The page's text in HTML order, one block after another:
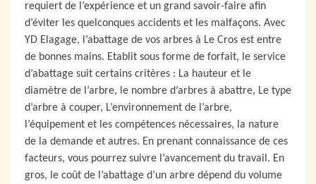
requiert de l’expérience et un grand savoir-faire afin
d’éviter les quelconques accidents et les malfaçons. Avec
YD Elagage, l’abattage de vos arbres à Le Cros est entre
de bonnes mains. Etablit sous forme de forfait, le service
d’abattage suit certains critères : La hauteur et le
diamètre de l’arbre, le nombre d’arbres à abattre, Le type
d’arbre à couper, L’environnement de l’arbre,
l’équipement et les compétences nécessaires, la nature
de la demande et autres. En prenant connaissance de ces
facteurs, vous pourrez suivre l’avancement du travail. En
gros, le coût de l’abattage d’un arbre dépend du volume